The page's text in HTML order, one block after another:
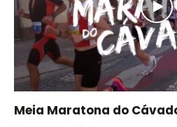
Meia Maratona do